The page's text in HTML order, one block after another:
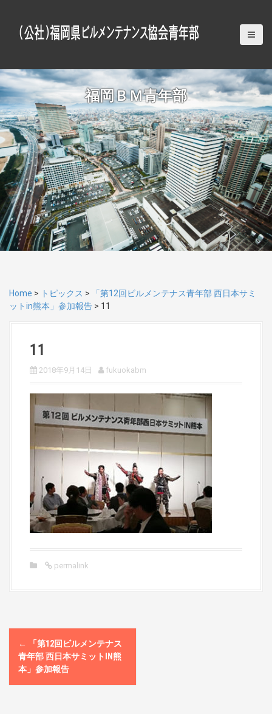
o
c
o
n
t
e
n
t
福岡ＢＭ青年部
Home > トピックス >
「第12回ビルメンテナス青年部 西日本サミ
ットin熊本」参加報告 > 11
11
2018年9月14日 fukuokabm
permalink
P
o
s
←
「第12回ビルメンテナス
青年部 西日本サミットIN熊
本」参加報告